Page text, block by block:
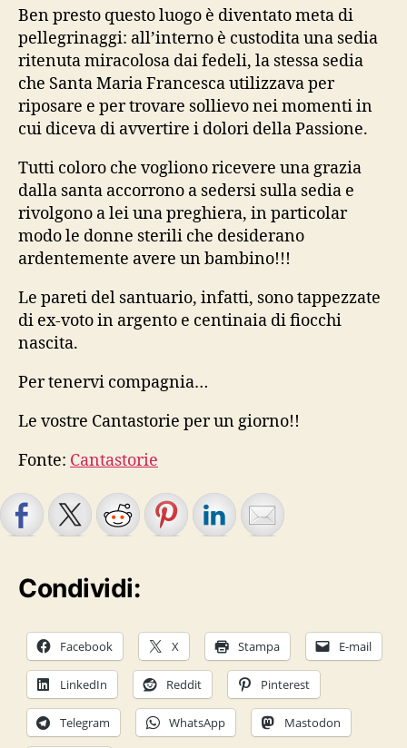
Ben presto questo luogo è diventato meta di
pellegrinaggi: all’interno è custodita una sedia
ritenuta miracolosa dai fedeli, la stessa sedia
che Santa Maria Francesca utilizzava per
riposare e per trovare sollievo nei momenti in
cui diceva di avvertire i dolori della Passione.
Tutti coloro che vogliono ricevere una grazia
dalla santa accorrono a sedersi sulla sedia e
rivolgono a lei una preghiera, in particolar
modo le donne sterili che desiderano
ardentemente avere un bambino!!!
Le pareti del santuario, infatti, sono tappezzate
di ex-voto in argento e centinaia di fiocchi
nascita.
Per tenervi compagnia…
Le vostre Cantastorie per un giorno!!
Fonte: Cantastorie
Condividi:
Facebook X Stampa E-mail
LinkedIn Reddit Pinterest
Telegram WhatsApp Mastodon